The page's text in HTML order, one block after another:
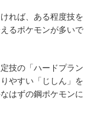
れば、ある程度技を
るポケモンが多いで
技の「ハードプラン
やすい「じしん」を
はずの鋼ポケモンに